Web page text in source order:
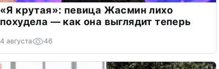
«Я крутая»: певица Жасмин лихо
похудела — как она выглядит теперь
4 августа 46